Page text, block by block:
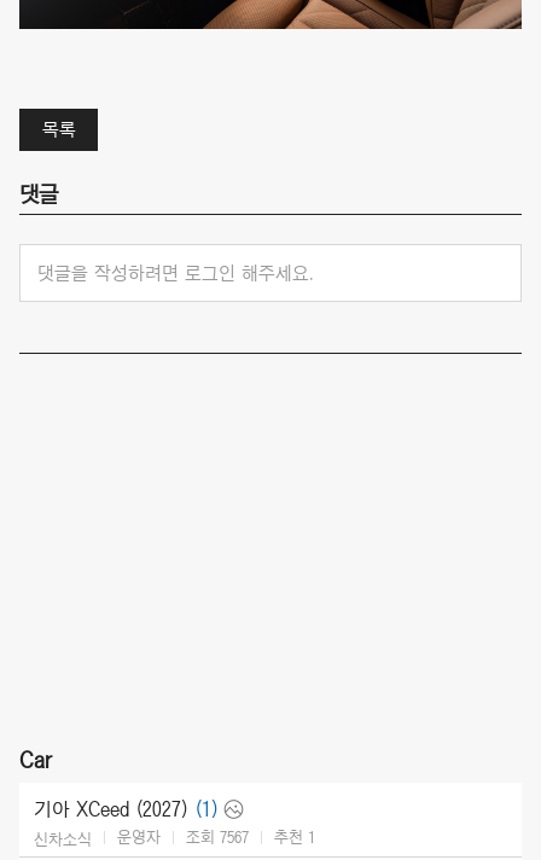
목록
댓글
댓글을 작성하려면 로그인 해주세요.
Car
기아 XCeed (2027) (1)
신차소식 운영자 조회 7567 추천 1